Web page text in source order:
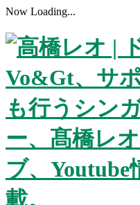
Now Loading...